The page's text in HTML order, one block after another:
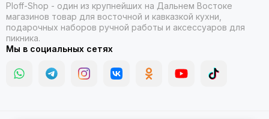
Ploff-Shop - один из крупнейших на Дальнем Востоке
магазинов товар для восточной и кавказкой кухни,
подарочных наборов ручной работы и аксессуаров для
пикника.
Мы в социальных сетях